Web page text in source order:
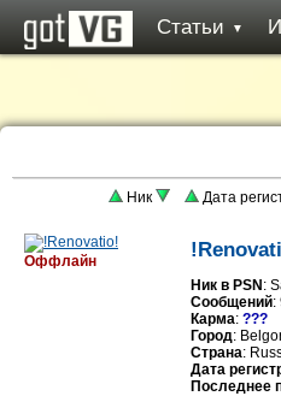
Статьи ▼
Ник Дата
Ник в PSN :
Сообщений:
Карма: ???
Город:
Страна:
Дата
Последнее
Оффлайн